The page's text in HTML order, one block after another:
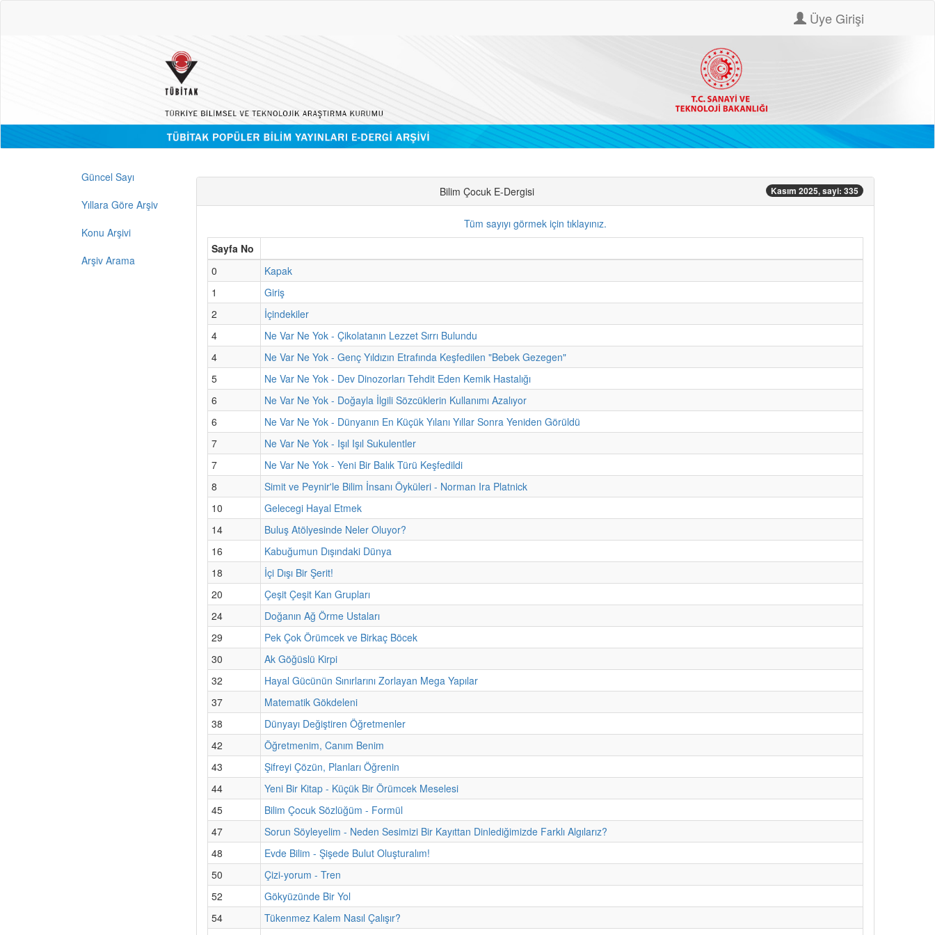
Üye Girişi
Güncel Sayı
Yıllara Göre Arşiv
Konu Arşivi
Arşiv Arama
Bilim Çocuk E-Dergisi Kasım 2025, sayi: 335
Tüm sayıyı görmek için tıklayınız.
Sayfa No
0
Kapak
1
Giriş
2
İçindekiler
4
Ne Var Ne Yok - Çikolatanın Lezzet Sırrı Bulundu
4
Ne Var Ne Yok - Genç Yıldızın Etrafında Keşfedilen "Bebek Gezegen"
5
Ne Var Ne Yok - Dev Dinozorları Tehdit Eden Kemik Hastalığı
6
Ne Var Ne Yok - Doğayla İlgili Sözcüklerin Kullanımı Azalıyor
6
Ne Var Ne Yok - Dünyanın En Küçük Yılanı Yıllar Sonra Yeniden Görüldü
7
Ne Var Ne Yok - Işıl Işıl Sukulentler
7
Ne Var Ne Yok - Yeni Bir Balık Türü Keşfedildi
8
Simit ve Peynir'le Bilim İnsanı Öyküleri - Norman Ira Platnick
10
Gelecegi Hayal Etmek
14
Buluş Atölyesinde Neler Oluyor?
16
Kabuğumun Dışındaki Dünya
18
İçi Dışı Bir Şerit!
20
Çeşit Çeşit Kan Grupları
24
Doğanın Ağ Örme Ustaları
29
Pek Çok Örümcek ve Birkaç Böcek
30
Ak Göğüslü Kirpi
32
Hayal Gücünün Sınırlarını Zorlayan Mega Yapılar
37
Matematik Gökdeleni
38
Dünyayı Değiştiren Öğretmenler
42
Öğretmenim, Canım Benim
43
Şifreyi Çözün, Planları Öğrenin
44
Yeni Bir Kitap - Küçük Bir Örümcek Meselesi
45
Bilim Çocuk Sözlüğüm - Formül
47
Sorun Söyleyelim - Neden Sesimizi Bir Kayıttan Dinlediğimizde Farklı Algılarız?
48
Evde Bilim - Şişede Bulut Oluşturalım!
50
Çizi-yorum - Tren
52
Gökyüzünde Bir Yol
54
Tükenmez Kalem Nasıl Çalışır?